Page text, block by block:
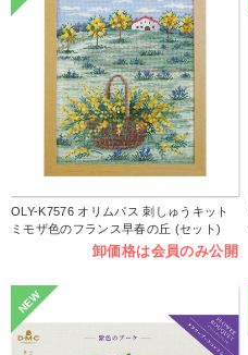
OLY-K7576 オリムパス 刺しゅうキット
ミモザ色のフランス早春の丘 (セット)
卸価格は会員のみ公開
NEW